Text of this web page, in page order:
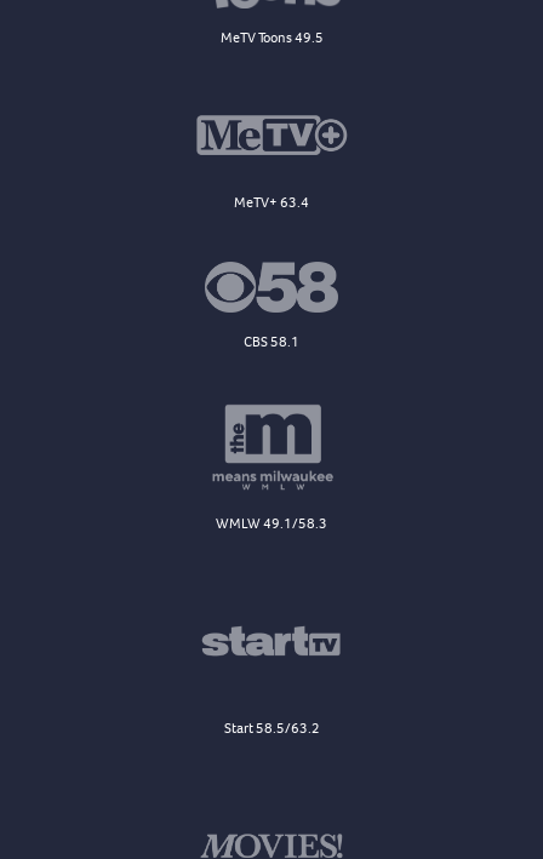
MeTV Toons 49.5
MeTV+ 63.4
CBS 58.1
WMLW 49.1/58.3
Start 58.5/63.2